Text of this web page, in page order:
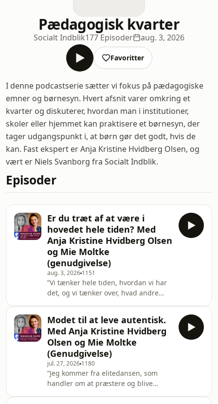
Pædagogisk kvarter
Socialt Indblik177 Episoder aug. 3, 2026
Favoritter
I denne podcastserie sætter vi fokus på pædagogiske
emner og børnesyn. Hvert afsnit varer omkring et
kvarter og diskuterer, hvordan man i institutioner,
skoler eller hjemmet kan praktisere et børnesyn, der
tager udgangspunkt i, at børn gør det godt, hvis de
kan. Fast ekspert er Anja Kristine Hvidberg Olsen, og
vært er Niels Svanborg fra Socialt Indblik.
Episoder
Er du træt af at være i
hovedet hele tiden? Med
Anja Kristine Hvidberg Olsen
og Mie Moltke
(genudgivelse)
aug. 3, 2026 1151
”Vi tænker hele tiden, hvordan vi har
det, og vi tænker over, hvad andre
følelser. Men vi mærker det ikke. Og
ofte bruger vi faktisk ikke engang
vores hoved særlig optimalt, fordi vi
tænker meget de samme
tanker.” Sådan fortæller Mie Moltke,
som de fleste nok kender som
professionel danser fra Tv2-
programmet ”Vild med dans”.I dag
Modet til at leve autentisk.
Med Anja Kristine Hvidberg
Olsen og Mie Moltke
(Genudgivelse)
jul. 27, 2026 1180
”Jeg kommer fra elitedansen, som
handler om at præstere og blive